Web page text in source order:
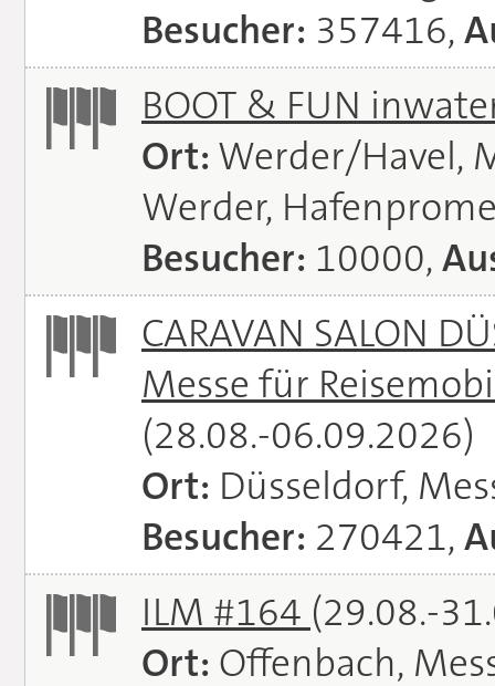
Besucher: 357416,
BOOT & FUN
Ort: Werder/Havel,
Werder,
Besucher: 10000,
CARAVAN SALON
Messe für
(28.08.-06.09.2026)
Ort: Düsseldorf,
Besucher: 270421,
ILM #164 (29.08.-
Ort: Offenbach,